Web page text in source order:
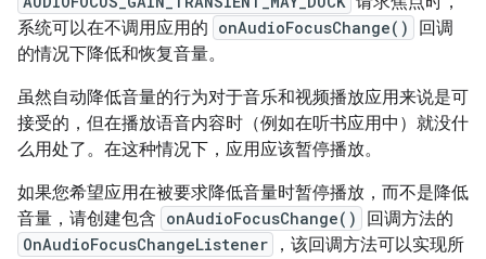
系统可以在不调用应用的 onAudioFocusChange()
回调
的情况下降低和恢复音量。
虽然自动降低音量的行为对于音乐和视频播放应用来说是可
接受的，但在播放语音内容时（例如在听书应用中）就没什
么用处了。在这种情况下，应用应该暂停播放。
如果您希望应用在被要求降低音量时暂停播放，而不是降低
音量，请创建包含 onAudioFocusChange() 回调方法的
OnAudioFocusChangeListener
，该回调方法可以实现所